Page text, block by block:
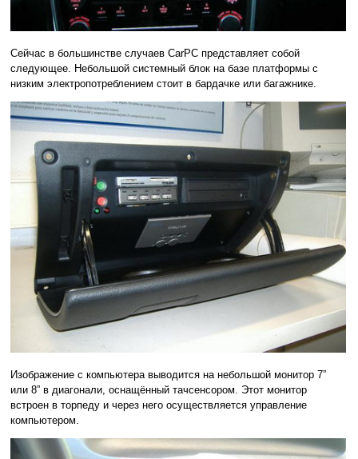
Сейчас в большинстве случаев CarPC представляет собой
следующее. Небольшой системный блок на базе платформы с
низким электропотреблением стоит в бардачке или багажнике.
Изображение с компьютера выводится на небольшой монитор 7”
или 8” в диагонали, оснащённый тачсенсором. Этот монитор
встроен в торпеду и через него осуществляется управление
компьютером.